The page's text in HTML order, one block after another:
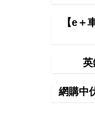
【e＋
英
網購中